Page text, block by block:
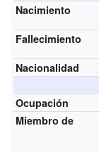
Nacimiento
Fallecimiento
Nacionalidad
Ocupación
Miembro de